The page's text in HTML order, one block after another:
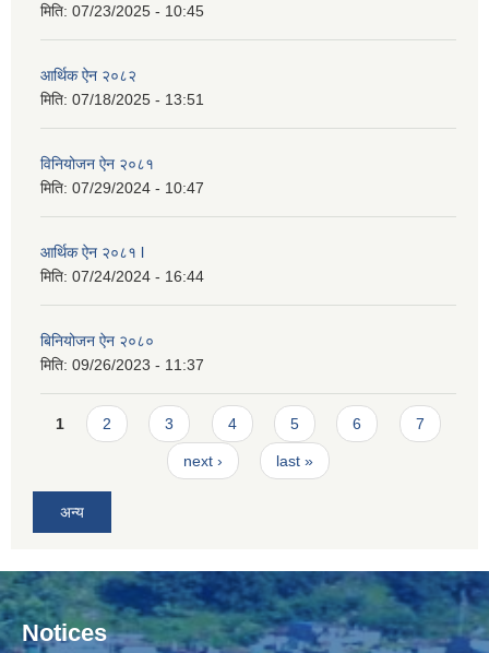
मिति: 07/23/2025 - 10:45
आर्थिक ऐन २०८२
मिति: 07/18/2025 - 13:51
विनियोजन ऐन २०८१
मिति: 07/29/2024 - 10:47
आर्थिक ऐन २०८१ l
मिति: 07/24/2024 - 16:44
बिनियोजन ऐन २०८०
मिति: 09/26/2023 - 11:37
Pages
1 2 3 4 5 6 7
next › last »
अन्य
Notices